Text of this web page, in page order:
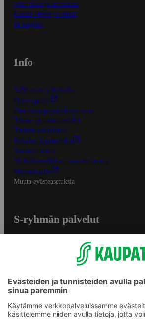
Näin tilaat ja muokkaat
Kaikki ohjeet ja vinkit
In English
Info
S-Business yrityksille
Oiva-raportit
Osuuskauppojen yhteystiedot
Tilaus- ja toimitusehdot
Tietosuojakäytäntö
Palvelun käyttöehdot
Saavutettavuus
Mobiilisovelluksen saavutettavuus
Mainostajalle
Muuta evästeasetuksia
S-ryhmän palvelut
S-ostoslista -sovellus
Prisma.fi
Sokos.fi
S-Pankki